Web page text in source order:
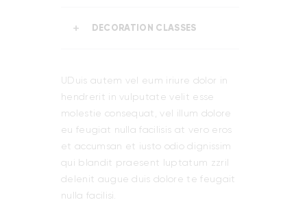
DECORATION CLASSES
UDuis autem vel eum iriure dolor in
hendrerit in vulputate velit esse
molestie consequat, vel illum dolore
eu feugiat nulla facilisis at vero eros
et accumsan et iusto odio dignissim
qui blandit praesent luptatum zzril
delenit augue duis dolore te feugait
nulla facilisi.